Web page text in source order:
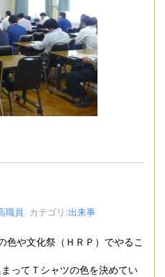
職員 カテゴリ:出来事
色や文化祭（ＨＲＰ）でやるこ
ってＴシャツの色を決めてい